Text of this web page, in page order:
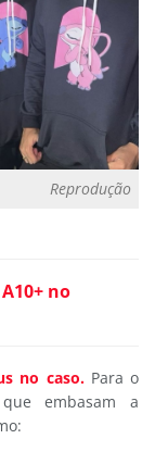
Reprodução
no
no caso. Para o
embasam a